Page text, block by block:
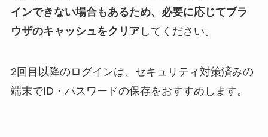
インできない場合もあるため、必要に応じてブラ
ウザのキャッシュをクリアしてください。
2回目以降のログインは、セキュリティ対策済みの
端末でID・パスワードの保存をおすすめします。